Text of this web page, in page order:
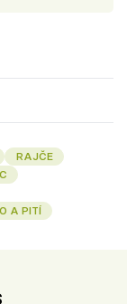
RAJČE
A PITÍ